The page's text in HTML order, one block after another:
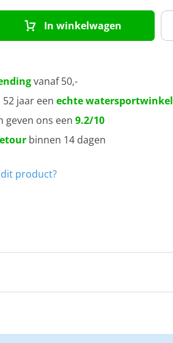
In winkelwagen
vanaf 50,-
jaar een echte watersportwinkel
geven ons een 9.2/10
binnen 14 dagen
product?